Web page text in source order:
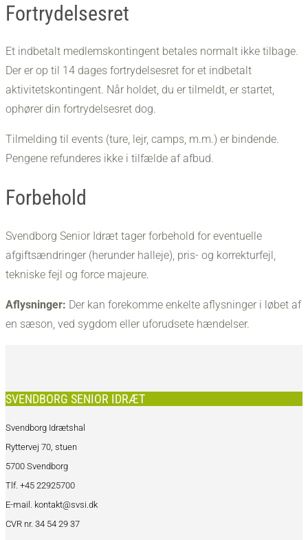
Fortrydelsesret
​Et indbetalt medlemskontingent betales normalt ikke tilbage.
Der er op til 14 dages fortrydelsesret for et indbetalt
aktivitetskontingent. Når holdet, du er tilmeldt, er startet,
ophører din fortrydelsesret dog.
Tilmelding til events (ture, lejr, camps, m.m.) er bindende.
Pengene refunderes ikke i tilfælde af afbud.
Forbehold
Svendborg Senior Idræt tager forbehold for eventuelle
afgiftsændringer (herunder halleje), pris- og korrekturfejl,
tekniske fejl og force majeure.
Aflysninger: Der kan forekomme enkelte aflysninger i løbet af
en sæson, ved sygdom eller uforudsete hændelser.
SVENDBORG SENIOR IDRÆT
Svendborg Idrætshal
Ryttervej 70, stuen
5700 Svendborg
Tlf. +45 22925700
E-mail. kontakt@svsi.dk
CVR nr. 34 54 29 37